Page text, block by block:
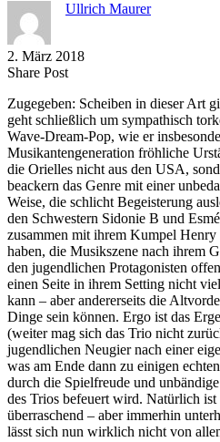
Ullrich Maurer
2. März 2018
Share PostShare
Facebook
Copy
to
clipboard
Send
via
eMail
Zugegeben: Scheiben in dieser Art
geht schließlich um sympathisch
Wave-Dream-Pop, wie er
Musikantengeneration fröhliche
die Orielles nicht aus den USA,
beackern das Genre mit einer
Weise, die schlicht Begeisterung
den Schwestern Sidonie B und
zusammen mit ihrem Kumpel Henry
haben, die Musikszene nach ihrem
den jugendlichen Protagonisten
einen Seite in ihrem Setting nicht
kann – aber andererseits die
Dinge sein können. Ergo ist das
(weiter mag sich das Trio nicht
jugendlichen Neugier nach einer
was am Ende dann zu einigen
durch die Spielfreude und
des Trios befeuert wird. Natürlich ist
überraschend – aber immerhin
lässt sich nun wirklich nicht von